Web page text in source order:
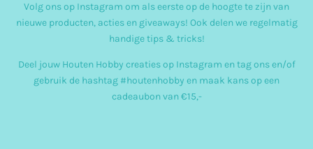
t
a
g
r
a
Volg ons op Instagram om als eerste op de hoogte te zijn van
nieuwe producten, acties en giveaways! Ook delen we regelmatig
handige tips & tricks!
Deel jouw Houten Hobby creaties op Instagram en tag ons en/of
gebruik de hashtag #houtenhobby en maak kans op een
cadeaubon van €15,-